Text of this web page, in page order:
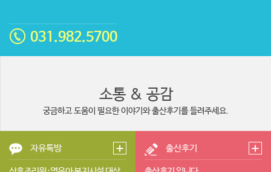
031.982.5700
소통 & 공감
궁금하고 도움이 필요한 이야기와 출산후기를 들려주세요.
자유톡방 출산후기